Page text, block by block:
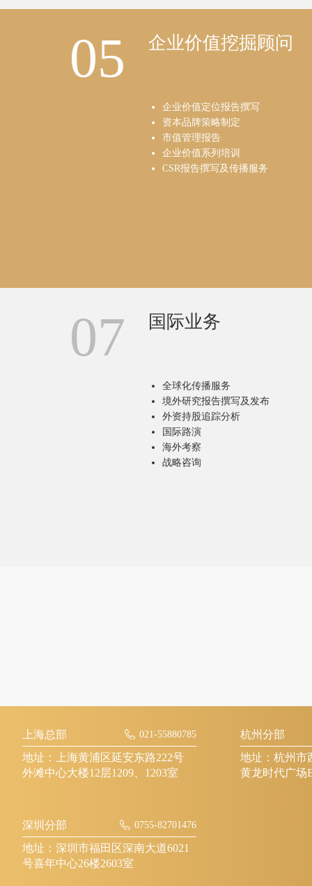
05 企业价值挖掘顾问
企业价值定位报告撰写
资本品牌策略制定
市值管理报告
企业价值系列培训
CSR报告撰写及传播服务
07 国际业务
全球化传播服务
境外研究报告撰写及发布
外资持股追踪分析
国际路演
海外考察
战略咨询
上海总部 021-55880785
地址：上海黄浦区延安东路222号
外滩中心大楼12层1209、1203室
杭州分部
地址：杭州市
黄龙时代广场
深圳分部 0755-82701476
地址：深圳市福田区深南大道6021
号喜年中心26楼2603室